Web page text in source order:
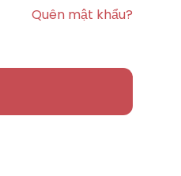
Quên mật khẩu?